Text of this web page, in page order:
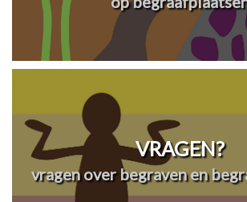
VRAGEN?
vragen over begraven en